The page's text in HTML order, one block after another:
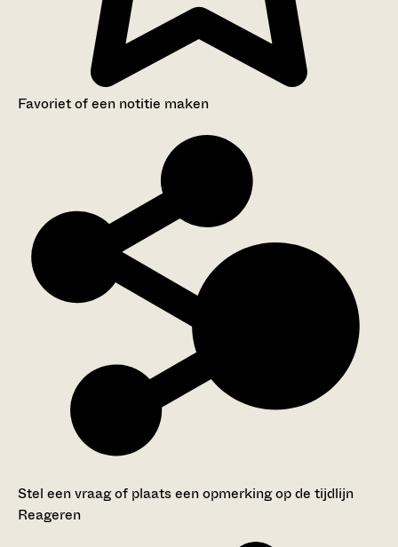
Favoriet of een notitie maken
Stel een vraag of plaats een opmerking op de tijdlijn
Reageren